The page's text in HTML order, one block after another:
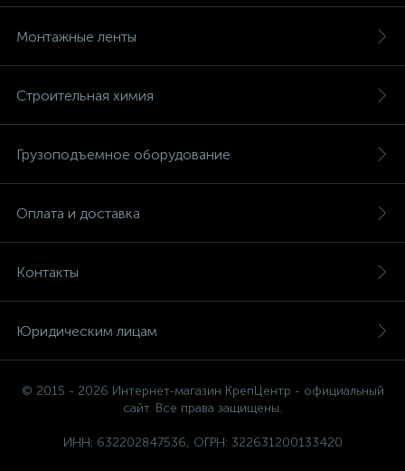
Монтажные ленты
Строительная химия
Грузоподъемное оборудование
Оплата и доставка
Контакты
Юридическим лицам
© 2015 - 2026 Интернет-магазин КрепЦентр - официальный
сайт. Все права защищены.
ИНН: 632202847536, ОГРН: 322631200133420